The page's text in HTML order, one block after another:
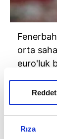
Rıza
Reddet
orta
euro'luk